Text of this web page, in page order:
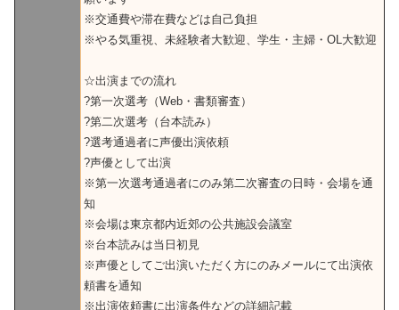
※交通費や滞在費などは自己負担
※やる気重視、未経験者大歓迎、学生・主婦・OL大歓迎
☆出演までの流れ
?第一次選考（Web・書類審査）
?第二次選考（台本読み）
?選考通過者に声優出演依頼
?声優として出演
※第一次選考通過者にのみ第二次審査の日時・会場を通
知
※会場は東京都内近郊の公共施設会議室
※台本読みは当日初見
※声優としてご出演いただく方にのみメールにて出演依
頼書を通知
※出演依頼書に出演条件などの詳細記載